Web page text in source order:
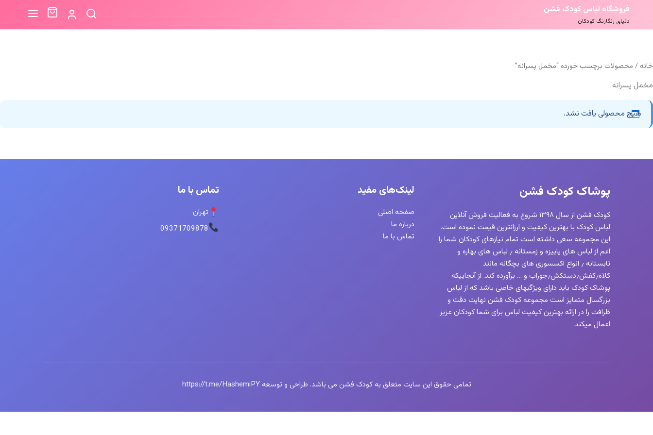
فروشگاه لباس کودک فشن
دنیای رنگارنگ کودکان
خانه / محصولات برچسب خورده “مخمل پسرانه”
مخمل پسرانه
هیچ محصولی یافت نشد.
پوشاک کودک فشن
کودک فشن از سال ۱۳۹۸ شروع به فعالیت فروش آنلاین
لباس کودک با بهترین کیفیت و ارزانترین قیمت نموده است.
این مجموعه سعی داشته است تمام نیازهای کودکان شما را
اعم از لباس های پاییزه و زمستانه ٫ لباس های بهاره و
تابستانه ٫ انواع اکسسوری های بچگانه مانند
کلاه٫کفش٫دستکش٫جوراب و … برآورده کند. از آنجاییکه
پوشاک کودک باید دارای ویژگیهای خاصی باشد که از لباس
بزرگسال متمایز است مجموعه کودک فشن نهایت دقت و
ظرافت را در ارائه بهترین کیفیت لباس برای شما کودکان عزیز
اعمال میکند.
لینک‌های مفید
صفحه اصلی
درباره ما
تماس با ما
تماس با ما
تهران
09371709878
تمامی حقوق این سایت متعلق به کودک فشن می باشد. طراحی و توسعه https://t.me/HashemiPY